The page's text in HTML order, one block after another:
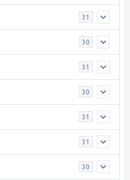
31
30
31
30
31
31
30